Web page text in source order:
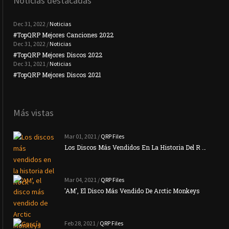
Dec 31, 2022 / Noticias
#TopQRP Mejores Canciones 2022
Dec 31, 2022 / Noticias
#TopQRP Mejores Discos 2022
Dec 31, 2021 / Noticias
#TopQRP Mejores Discos 2021
Más vistas
Mar 01, 2021 / QRP Files
Los Discos Más Vendidos En La Historia Del R …
Mar 04, 2021 / QRP Files
'AM', El Disco Más Vendido De Arctic Monkeys
Feb 28, 2021 / QRP Files